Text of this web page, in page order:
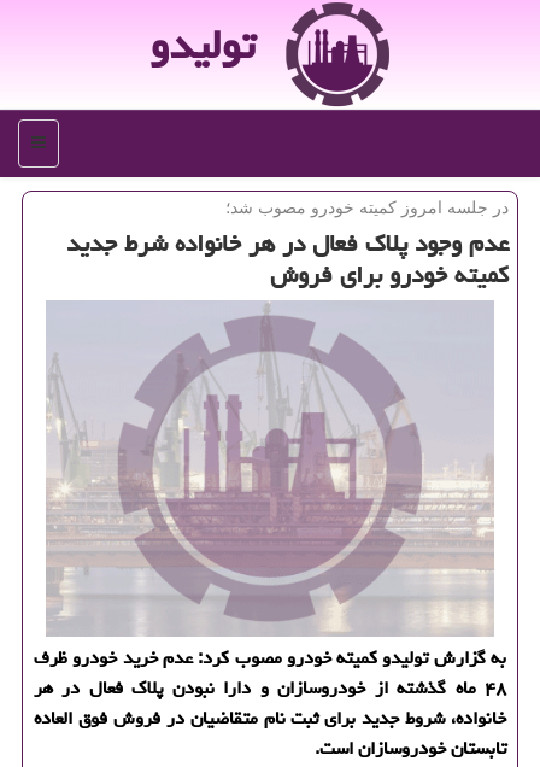
تولیدو
منو
در جلسه امروز كمیته خودرو مصوب شد؛
عدم وجود پلاك فعال در هر خانواده شرط جدید
كمیته خودرو برای فروش
به گزارش تولیدو كمیته خودرو مصوب كرد: عدم خرید خودرو ظرف
۴۸ ماه گذشته از خودروسازان و دارا نبودن پلاك فعال در هر
خانواده، شروط جدید برای ثبت نام متقاضیان در فروش فوق العاده
تابستان خودروسازان است.